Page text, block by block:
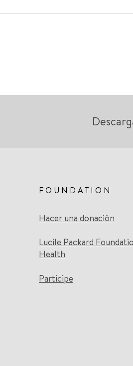
FOUNDATION
Hacer una donación
Lucile Packard
Health
Participe